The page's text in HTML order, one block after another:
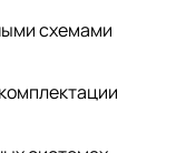
схемами